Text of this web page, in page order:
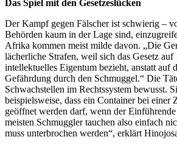
Das Spiel mit den Gesetzeslücken
Der Kampf gegen Fälscher ist schwierig –
Behörden kaum in der Lage sind,
Afrika kommen meist milde davon. „Die
lächerliche Strafen, weil sich das Gesetz
intellektuelles Eigentum bezieht, anstatt auf
Gefährdung durch den Schmuggel.“ Die
Schwachstellen im Rechtssystem bewusst.
beispielsweise, dass ein Container bei einer
geöffnet werden darf, wenn der
meisten Schmuggler tauchen also einfach
muss unterbrochen werden“, erklärt